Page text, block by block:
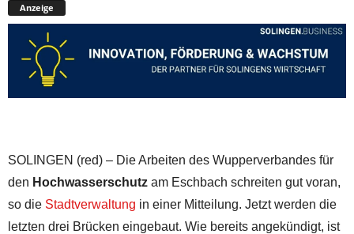
Anzeige
SOLINGEN (red) – Die Arbeiten des Wupperverbandes für
den Hochwasserschutz am Eschbach schreiten gut voran,
so die Stadtverwaltung in einer Mitteilung. Jetzt werden die
letzten drei Brücken eingebaut. Wie bereits angekündigt, ist